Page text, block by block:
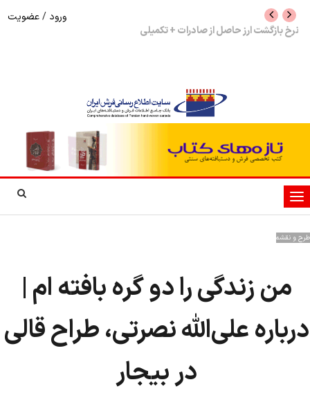
نرخ بازگشت ارز حاصل از صادرات + تکمیلی
ورود /عضویت
تغییر
وضعیت
طرح و نقشه
من زندگی را دو گره بافته ام |
درباره علی‌الله نصرتی، طراح قالی
در بیجار